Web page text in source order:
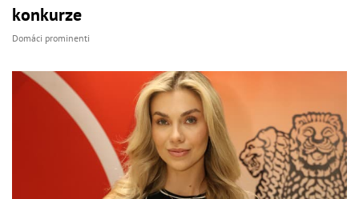
konkurze
Domáci prominenti